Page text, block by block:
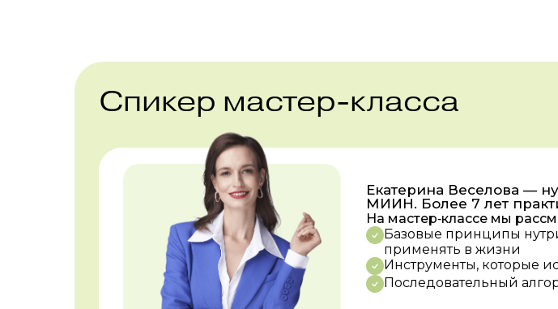
Спикер мастер-класса
Екатерина Веселова —
МИИН. Более 7 лет
На мастер‑классе мы
Базовые принципы
применять в жизни
Инструменты, которые
Последовательный